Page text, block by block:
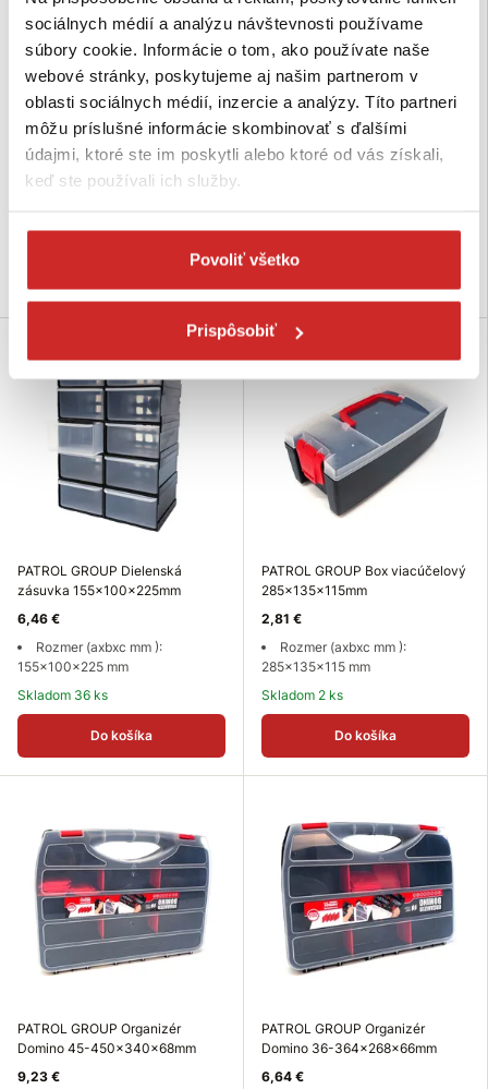
sociálnych médií a analýzu návštevnosti používame
súbory cookie. Informácie o tom, ako používate naše
webové stránky, poskytujeme aj našim partnerom v
oblasti sociálnych médií, inzercie a analýzy. Títo partneri
môžu príslušné informácie skombinovať s ďalšími
údajmi, ktoré ste im poskytli alebo ktoré od vás získali,
keď ste používali ich služby.
Povoliť všetko
Prispôsobiť
PATROL GROUP Závesný panel
na náradie 800x250x500mm
800x250x500 mm
PATROL GROUP Sada pre
začiatočníkov STARTER
400x360x130mm
21,31 €
PATROL GROUP Dielenská
zásuvka 155x100x225mm
6,46 €
Rozmer (axbxc mm ):
155x100x225 mm
Skladom 36 ks
Do košíka
PATROL GROUP Box viacúčelový
285x135x115mm
2,81 €
Rozmer (axbxc mm ):
285x135x115 mm
Skladom 2 ks
Do košíka
PATROL GROUP Organizér
Domino 45-450x340x68mm
9,23 €
PATROL GROUP Organizér
Domino 36-364x268x66mm
6,64 €